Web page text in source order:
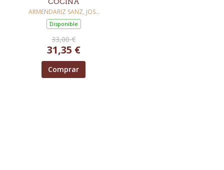
ARMENDARIZ SANZ, JOSE
LUIS
Disponible
33,00 €
31,35 €
Comprar